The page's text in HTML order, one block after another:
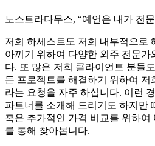
노스트라다무스, “예언은 내가 전
저희 하세스트도 저희 내부적으로
아끼기 위하여 다양한 외주 전문가
다. 또 많은 저희 클라이언트 분들
든 프로젝트를 해결하기 위하여
라는 요청을 자주 하십니다. 이런
파트너를 소개해 드리기도 하지만
혹은 추가적인 가격 비교를 위하여
를 통해 찾아봅니다.